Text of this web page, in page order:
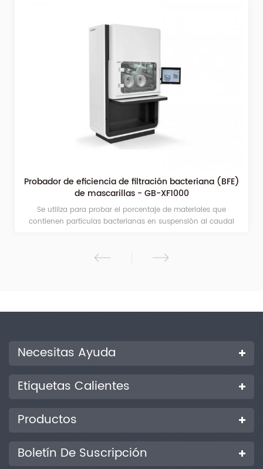
Probador de eficiencia de filtración bacteriana (BFE)
de mascarillas - GB-XF1000
Se utiliza para probar el porcentaje de materiales que
contienen partículas bacterianas en suspensión al caudal
Necesitas Ayuda
Etiquetas Calientes
Productos
Boletín De Suscripción